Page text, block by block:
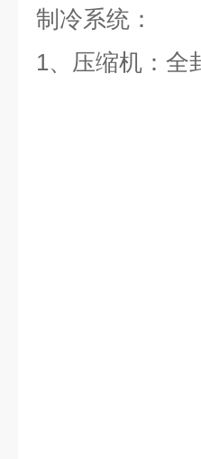
制冷系统：
1、压缩机：全